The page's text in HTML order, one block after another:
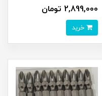
2,899,000 تومان